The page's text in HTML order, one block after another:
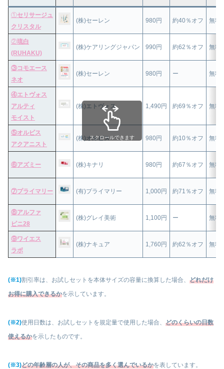
①セリサージュ
クリスタル
(株)セーレン 980円 約40％オフ 無料
②琉白
(RUHAKU)
(株)ケアリングジャパン 990円 約62％オフ 無料
③コモエース
ネオ
(株)セーレン 980円 ー 無料
④エトヴォス
アルティ
モイスト
(株)エトヴォス 1,490円 約69％オフ 無料
⑤オルビス
アクアニスト
(株)オルビス 980円 約10％オフ 無料
⑥アズミー (株)キナリ 980円 約67％オフ 無料
⑦プライマリー (有)プライマリー 1,000円 約71％オフ 無料
⑧アルファ
ピニ28
(株)グレイ美術 1,100円 ー 無料
⑨ワイエス
ラボ
(株)ナキュア 1,760円 約62％オフ 無料
スクロールできます
(※1)割引率は、お試しセットを本体サイズの容量に換算した場合、 どれだけ
お得に購入できるかを示しています。
(※2)使用日数は、お試しセットを規定量で使用した場合、 どのくらいの日数
使えるかを示したものです。
(※3)どの年齢層の人が、その商品を多く選んでいるかを表しています。